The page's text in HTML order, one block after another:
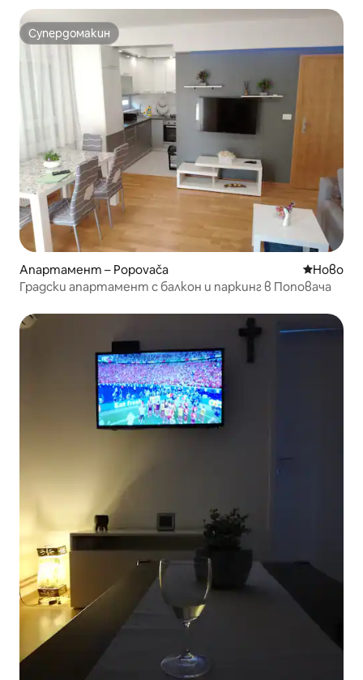
Супердомакин
Супердомакин
Апартамент – Popovača Ново
Ново
Градски апартамент с балкон и паркинг в Поповача